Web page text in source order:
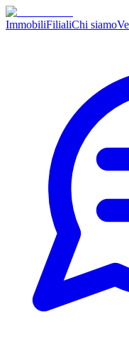
ImmobiliFilialiChi siamo